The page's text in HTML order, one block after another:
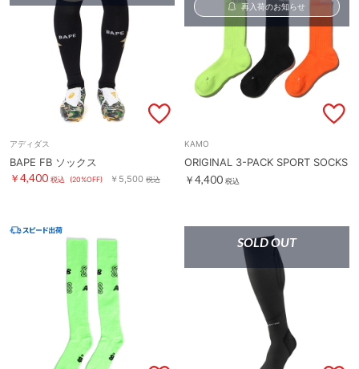
アディダス
BAPE FB ソックス
￥4,400 税込 (20%OFF) ￥5,500 税込
再入荷のお知らせ
KAMO
ORIGINAL 3-PACK SPORT SOCKS
￥4,400 税込
SOLD OUT